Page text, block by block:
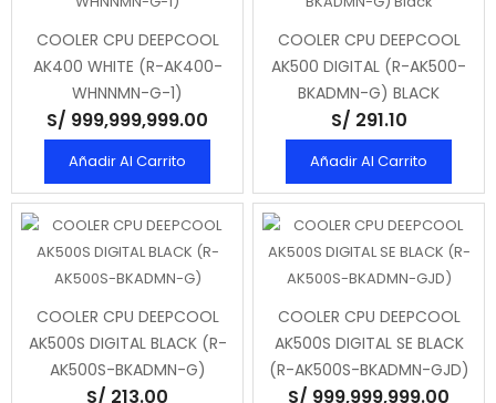
COOLER CPU DEEPCOOL
AK400 WHITE (R-AK400-
WHNNMN-G-1)
S/ 999,999,999.00
Añadir Al Carrito
COOLER CPU DEEPCOOL
AK500 DIGITAL (R-AK500-
BKADMN-G) BLACK
S/ 291.10
Añadir Al Carrito
COOLER CPU DEEPCOOL
AK500S DIGITAL BLACK (R-
AK500S-BKADMN-G)
S/ 213.00
COOLER CPU DEEPCOOL
AK500S DIGITAL SE BLACK
(R-AK500S-BKADMN-GJD)
S/ 999,999,999.00